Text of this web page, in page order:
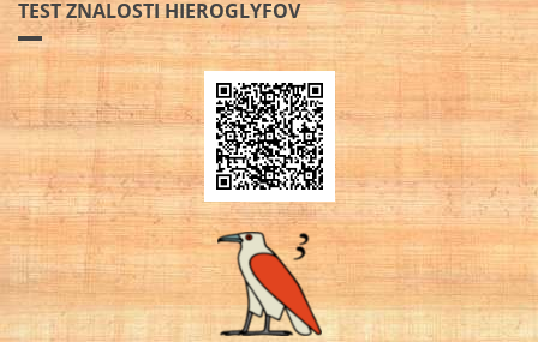
TEST ZNALOSTI HIEROGLYFOV